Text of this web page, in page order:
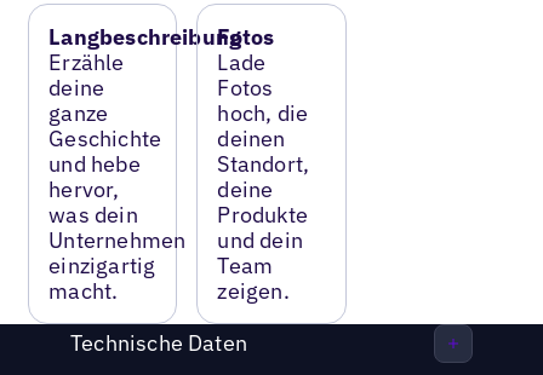
Langbeschreibung
Erzähle
deine
ganze
Geschichte
und hebe
hervor,
was dein
Unternehmen
einzigartig
macht.
Fotos
Lade
Fotos
hoch, die
deinen
Standort,
deine
Produkte
und dein
Team
zeigen.
Technische Daten